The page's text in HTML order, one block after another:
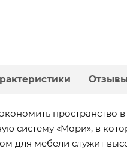
Отзывы
систему «Мори», в
для мебели служит